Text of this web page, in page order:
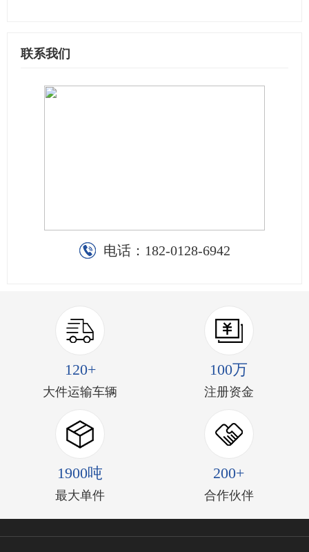
联系我们
电话： 182-0128-6942
120+
大件运输车辆
100万
注册资金
1900吨
最大单件
200+
合作伙伴